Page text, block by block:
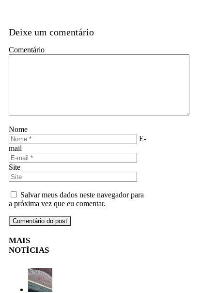
Deixe um comentário
Comentário
Nome
E-
mail
Site
Salvar meus dados neste navegador para
a próxima vez que eu comentar.
MAIS
NOTÍCIAS